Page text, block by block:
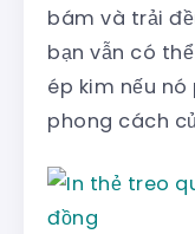
bám và trải
bạn vẫn có
ép kim nếu
phong cách